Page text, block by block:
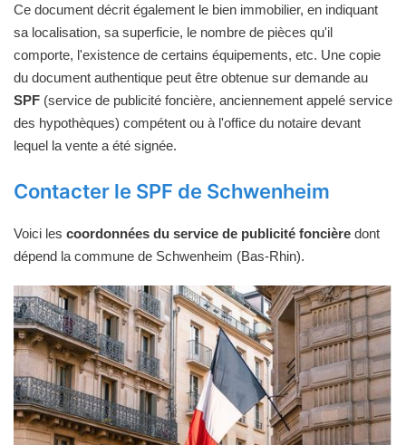
Ce document décrit également le bien immobilier, en indiquant
sa localisation, sa superficie, le nombre de pièces qu'il
comporte, l'existence de certains équipements, etc. Une copie
du document authentique peut être obtenue sur demande au
SPF (service de publicité foncière, anciennement appelé service
des hypothèques) compétent ou à l'office du notaire devant
lequel la vente a été signée.
Contacter le SPF de Schwenheim
Voici les coordonnées du service de publicité foncière dont
dépend la commune de Schwenheim (Bas-Rhin).